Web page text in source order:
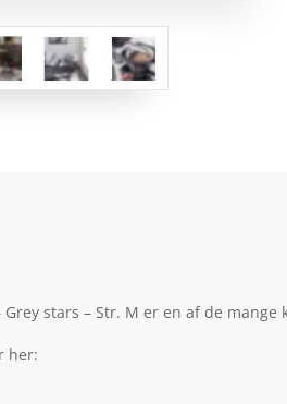
stars – Str. M er en af de
her: